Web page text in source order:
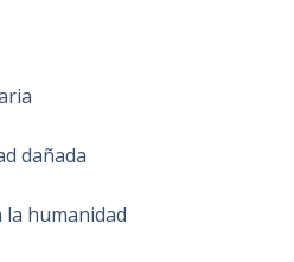
dañada
humanidad